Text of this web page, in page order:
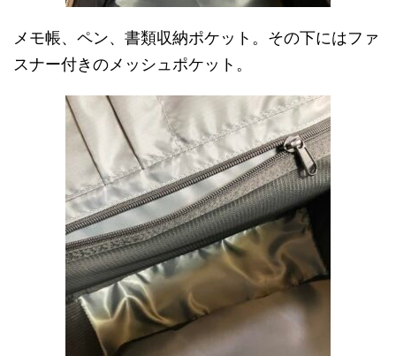
メモ帳、ペン、書類収納ポケット。その下にはファ
スナー付きのメッシュポケット。